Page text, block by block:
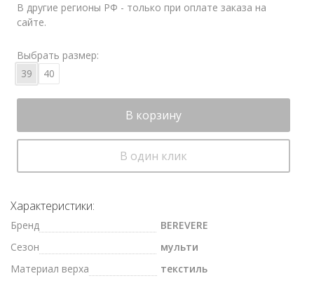
В другие регионы РФ - только при оплате заказа на
сайте.
Выбрать размер:
39
40
В корзину
В один клик
Характеристики:
Бренд
BEREVERE
Сезон
мульти
Материал верха
текстиль